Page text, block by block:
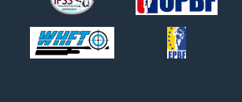
Agility
DiscDog
Dog Balance